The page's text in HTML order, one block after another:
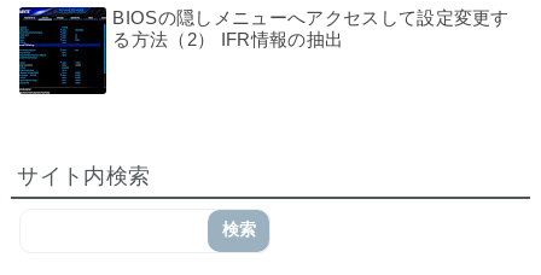
BIOSの隠しメニューへアクセスして設定変更す
る方法（2） IFR情報の抽出
サイト内検索